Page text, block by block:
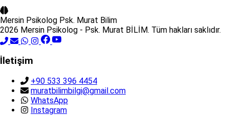
Mersin Psikolog Psk. Murat Bilim
2026 Mersin Psikolog - Psk. Murat BİLİM. Tüm hakları saklıdır.
İletişim
+90 533 396 4454
muratbilimbilgi@gmail.com
WhatsApp
Instagram